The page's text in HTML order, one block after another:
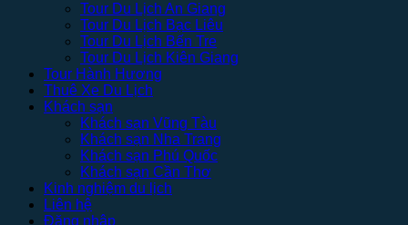
Tour Du Lịch An Giang
Tour Du Lịch Bạc Liêu
Tour Du Lịch Bến Tre
Tour Du Lịch Kiên Giang
Tour Hành Hương
Thuê Xe Du Lịch
Khách sạn
Khách sạn Vũng Tàu
Khách sạn Nha Trang
Khách sạn Phú Quốc
Khách sạn Cần Thơ
Kinh nghiệm du lịch
Liên hệ
Đăng nhập